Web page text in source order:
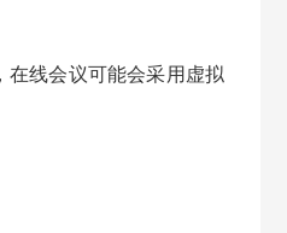
在线会议可能会采用虚拟